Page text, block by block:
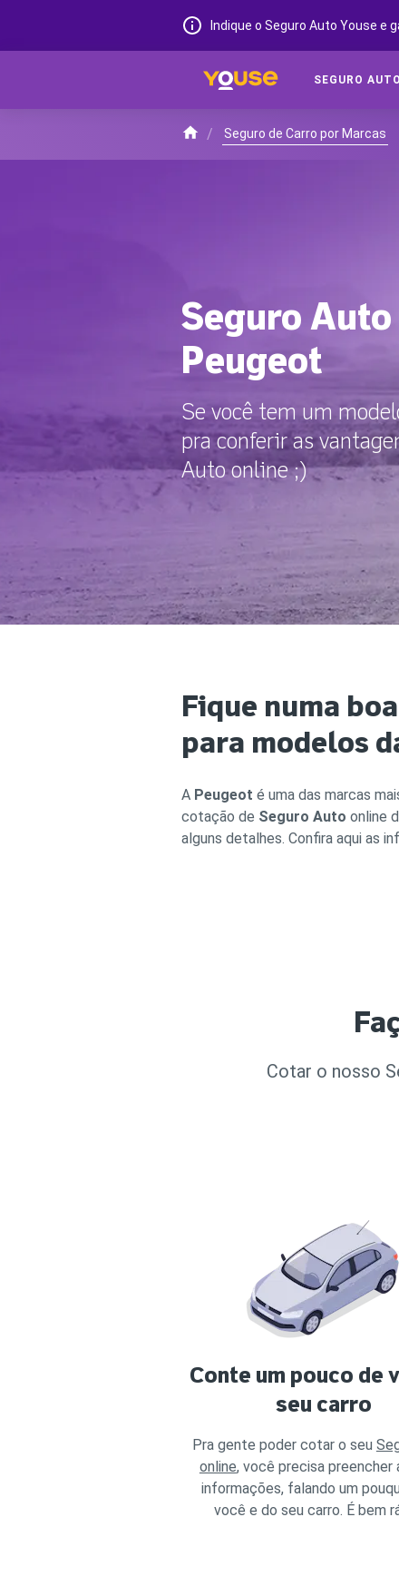
Indique o Seguro Auto Youse e
SEGURO AUTO
/ Seguro de Carro por Marcas
Seguro Auto
Peugeot
Se você tem um
pra conferir as
Auto online ;)
Fique numa
para modelos
A Peugeot é uma das marcas
cotação de Seguro Auto online
alguns detalhes. Confira aqui as
Cotar o nosso
Conte um pouco de
seu carro
Pra gente poder cotar o seu
online, você precisa preencher
informações, falando um
você e do seu carro. É bem